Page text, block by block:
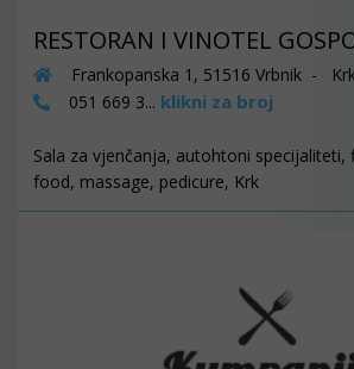
RESTORAN I VINOTEL
Frankopanska 1, 51516 Vrbnik -
051 669 3... klikni za broj
Sala za vjenčanja, autohtoni specijaliteti,
food, massage, pedicure, Krk